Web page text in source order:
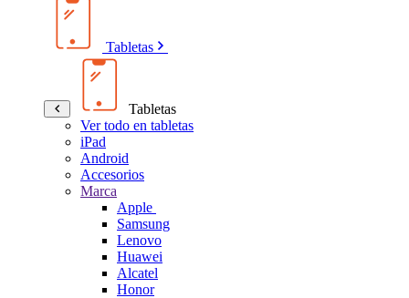
Tabletas
Tabletas
Ver todo en tabletas
iPad
Android
Accesorios
Marca
Apple
Samsung
Lenovo
Huawei
Alcatel
Honor